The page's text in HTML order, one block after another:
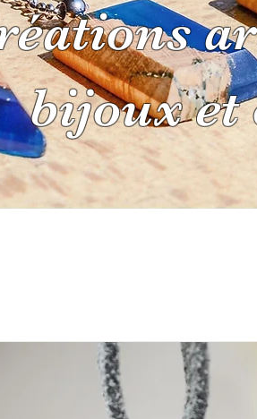
BOUTIQUE À
bijoux et